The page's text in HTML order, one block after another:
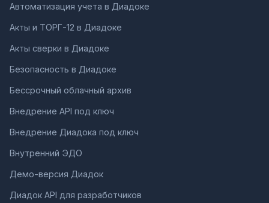
Автоматизация учета в Диадоке
Акты и ТОРГ-12 в Диадоке
Акты сверки в Диадоке
Безопасность в Диадоке
Бессрочный облачный архив
Внедрение API под ключ
Внедрение Диадока под ключ
Внутренний ЭДО
Демо-версия Диадок
Диадок API для разработчиков